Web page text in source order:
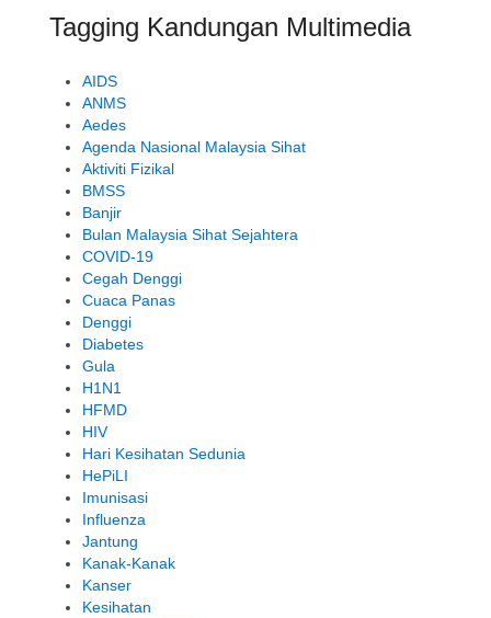
Tagging Kandungan Multimedia
AIDS
ANMS
Aedes
Agenda Nasional Malaysia Sihat
Aktiviti Fizikal
BMSS
Banjir
Bulan Malaysia Sihat Sejahtera
COVID-19
Cegah Denggi
Cuaca Panas
Denggi
Diabetes
Gula
H1N1
HFMD
HIV
Hari Kesihatan Sedunia
HePiLI
Imunisasi
Influenza
Jantung
Kanak-Kanak
Kanser
Kesihatan